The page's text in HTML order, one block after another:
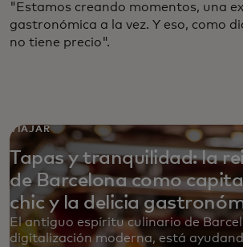
"Estamos creando momentos, una
gastronómica a la vez. Y eso, como
no tiene precio".
VIAJAR
Tapas y tranquilidad: la
de Barcelona como
chic y la delicia
El antiguo espíritu culinario de
digitalización moderna, está